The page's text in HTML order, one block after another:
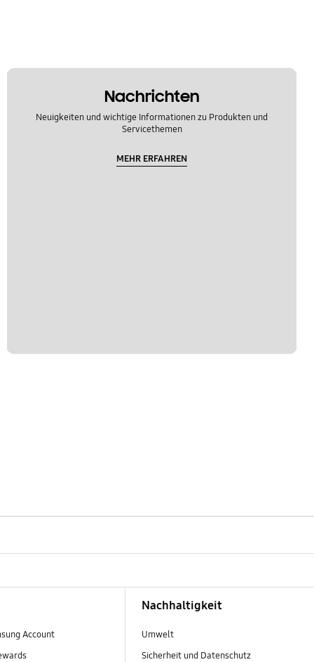
Nachrichten
Neuigkeiten und wichtige Informationen zu Produkten und
Servicethemen
MEHR ERFAHREN
Account
Nachhaltigkeit
Umwelt
Sicherheit und Datenschutz